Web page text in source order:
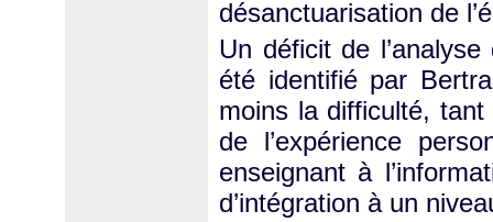
désanctuarisation de
Un déficit de
été identifié par
moins la difficulté, tant
de l’expérience
enseignant à
d’intégration à un